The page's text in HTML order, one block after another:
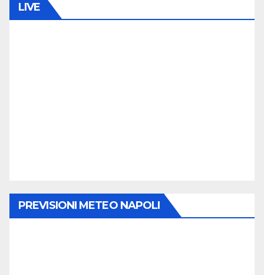
LIVE
PREVISIONI METEO NAPOLI